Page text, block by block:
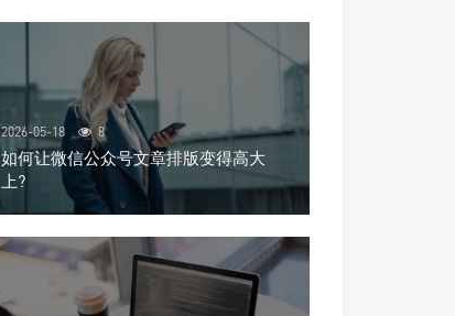
2026-05-18 8
如何让微信公众号文章排版变得高大
上?